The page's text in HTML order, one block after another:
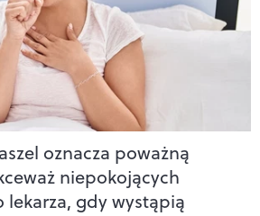
oznacza poważną
niepokojących
gdy wystąpią